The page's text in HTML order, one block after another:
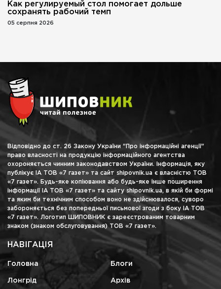
Как регулируемый стол помогает дольше
сохранять рабочий темп
05 серпня 2026
Відповідно до ст. 26 Закону України "Про інформаційні агенції"
право власності на продукцію інформаційного агентства
охороняється чинним законодавством України. Інформація, яку
публікує ІА ТОВ «7 газет» та сайт shipovnik.ua є власністю ТОВ
«7 газет». Будь-яке копіювання або будь-яке інше поширення
інформації ІА ТОВ «7 газет» та сайту shipovnik.ua, в якій би формі
та яким би технічним способом воно не здійснювалося, суворо
забороняється без попередньої письмової згоди з боку ІА ТОВ
«7 газет». Логотип ШИПОВНИК є зареєстрованим товарним
знаком (знаком обслуговування) ТОВ «7 газет».
НАВІГАЦІЯ
Головна Блоги
Лонгрід Архів